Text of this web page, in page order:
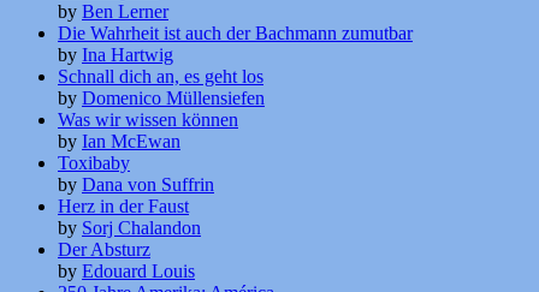
by Ben Lerner
Die Wahrheit ist auch der Bachmann zumutbar
by Ina Hartwig
Schnall dich an, es geht los
by Domenico Müllensiefen
Was wir wissen können
by Ian McEwan
Toxibaby
by Dana von Suffrin
Herz in der Faust
by Sorj Chalandon
Der Absturz
by Edouard Louis